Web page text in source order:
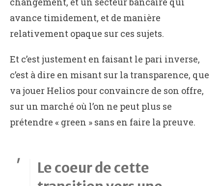
avance timidement, et de manière
relativement opaque sur ces sujets.
Et c’est justement en faisant le pari inverse,
c’est à dire en misant sur la transparence, que
va jouer Helios pour convaincre de son offre,
sur un marché où l’on ne peut plus se
prétendre « green » sans en faire la preuve.
Le coeur de cette